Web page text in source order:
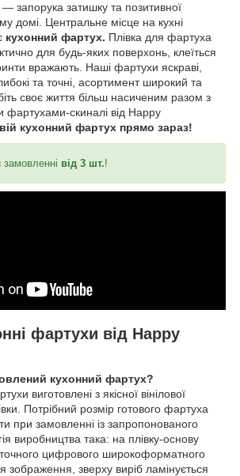
запорука затишку та позитивної
домі. Центральне місце на кухні
кухонний фартух. Плівка для фартуха
для будь-яких поверхонь, клеїться
вражають. Наші фартухи яскраві,
та точні, асортимент широкий та
своє життя більш насиченим разом з
фартухами-скиналі від Happy
кухонний фартух прямо зараз!
від 3 шт.!
фартухи від Happy
кухонний фартух?
виготовлені з якісної вінілової
Потрібний розмір готового фартуха
при замовленні із запропонованого
виробництва така: на плівку-основу
цифрового широкоформатного
зображення, зверху виріб ламінується